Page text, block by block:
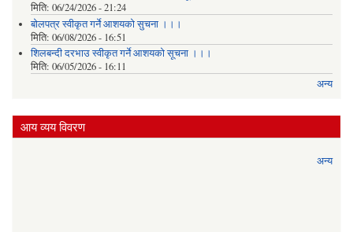
मिति: 06/24/2026 - 21:24
बोलपत्र स्वीकृत गर्ने आशयको सुचना ।।।
मिति: 06/08/2026 - 16:51
शिलबन्दी दरभाउ स्वीकृत गर्ने आशयको सूचना ।।।
मिति: 06/05/2026 - 16:11
अन्य
आय व्यय विवरण
अन्य